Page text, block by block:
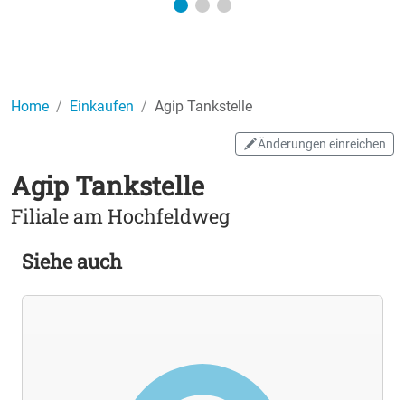
Home Einkaufen Agip Tankstelle
Änderungen einreichen
Agip Tankstelle
Filiale am Hochfeldweg
Siehe auch